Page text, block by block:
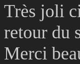
Très joli
retour du
Merci